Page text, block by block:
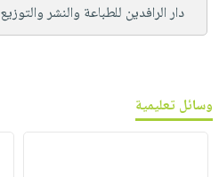
دار الرافدين للطباعة والنشر والتوزيع
وسائل تعليمية